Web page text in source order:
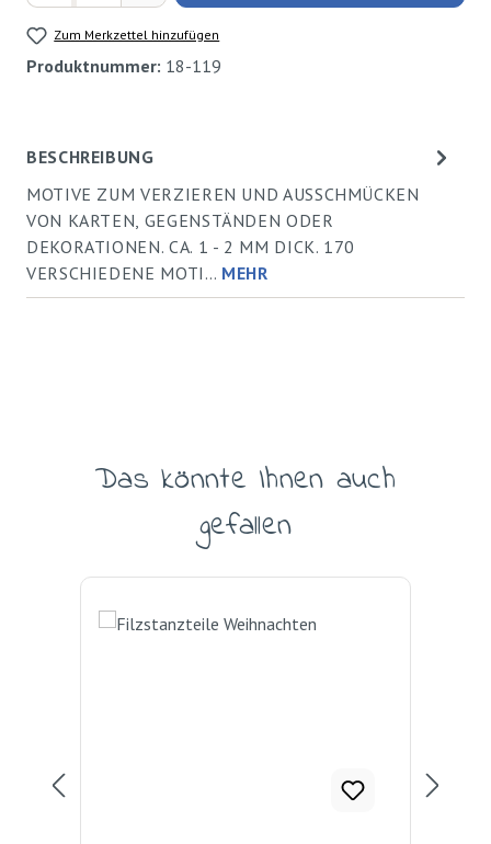
Zum Merkzettel hinzufügen
Produktnummer: 18-119
BESCHREIBUNG
MOTIVE ZUM VERZIEREN UND AUSSCHMÜCKEN
VON KARTEN, GEGENSTÄNDEN ODER
DEKORATIONEN. CA. 1 - 2 MM DICK. 170
VERSCHIEDENE MOTI… MEHR
Produktgalerie überspringen
Das könnte Ihnen auch
gefallen